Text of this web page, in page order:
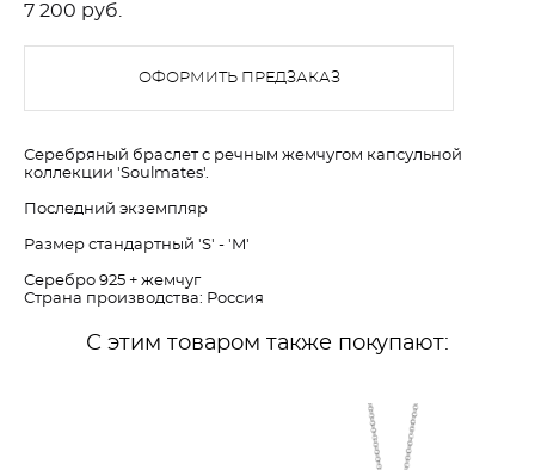
7 200 pуб.
ОФОРМИТЬ ПРЕДЗАКАЗ
Серебряный браслет с речным жемчугом капсульной
коллекции 'Soulmates'.
Последний экземпляр
Размер стандартный 'S' - 'M'
Серебро 925 + жемчуг
Страна производства: Россия
С этим товаром также покупают: